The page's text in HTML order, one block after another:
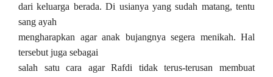
dari keluarga berada. Di usianya yang sudah matang, tentu
sang ayah
mengharapkan agar anak bujangnya segera menikah. Hal
tersebut juga sebagai
salah satu cara agar Rafdi tidak terus-terusan membuat